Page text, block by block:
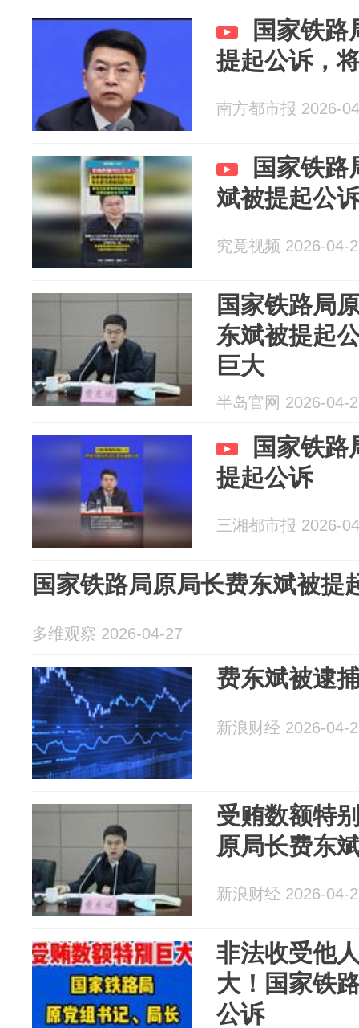
国家铁路
提起公诉，
南方都市报 2026-
国家铁路
斌被提起公
究竟视频 2026-04-
国家铁路局
东斌被提起
巨大
半岛官网 2026-04-
国家铁路
提起公诉
三湘都市报 2026-
国家铁路局原局长费东斌被提
多维观察 2026-04-27
费东斌被逮
新浪财经 2026-04-
受贿数额特
原局长费东
新浪财经 2026-04-
非法收受他
大！国家铁
公诉